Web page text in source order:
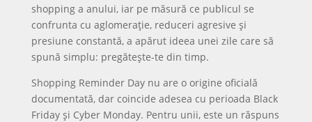
shopping a anului, iar pe măsură ce publicul se
confrunta cu aglomerație, reduceri agresive și
presiune constantă, a apărut ideea unei zile care să
spună simplu: pregătește-te din timp.
Shopping Reminder Day nu are o origine oficială
documentată, dar coincide adesea cu perioada Black
Friday și Cyber Monday. Pentru unii, este un răspuns